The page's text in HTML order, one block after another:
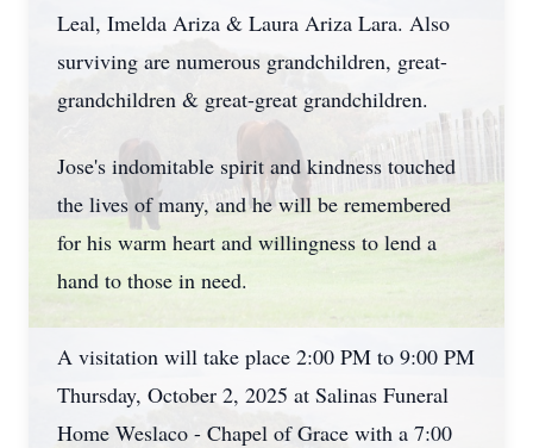
Leal, Imelda Ariza & Laura Ariza Lara. Also
surviving are numerous grandchildren, great-
grandchildren & great-great grandchildren.
Jose's indomitable spirit and kindness touched
the lives of many, and he will be remembered
for his warm heart and willingness to lend a
hand to those in need.
A visitation will take place 2:00 PM to 9:00 PM
Thursday, October 2, 2025 at Salinas Funeral
Home Weslaco - Chapel of Grace with a 7:00